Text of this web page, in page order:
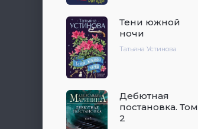
Тени южной
ночи
Татьяна Устинова
Дебютная
постановка. Том
2